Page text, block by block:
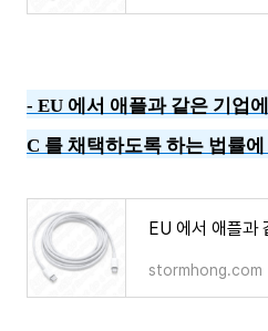
- EU 에서 애플과 같은 기업
C 를 채택하도록 하는 법률
stormhong.com